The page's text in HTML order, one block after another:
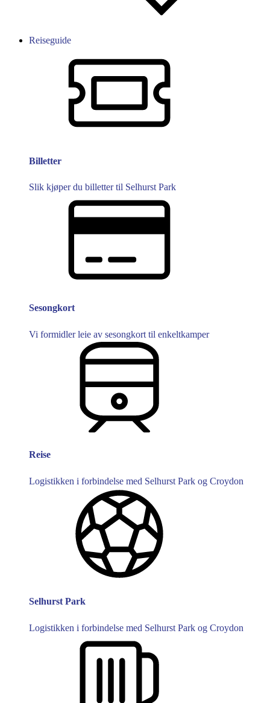
Reiseguide
Billetter
Slik kjøper du billetter til Selhurst Park
Sesongkort
Vi formidler leie av sesongkort til enkeltkamper
Reise
Logistikken i forbindelse med Selhurst Park og Croydon
Selhurst Park
Logistikken i forbindelse med Selhurst Park og Croydon